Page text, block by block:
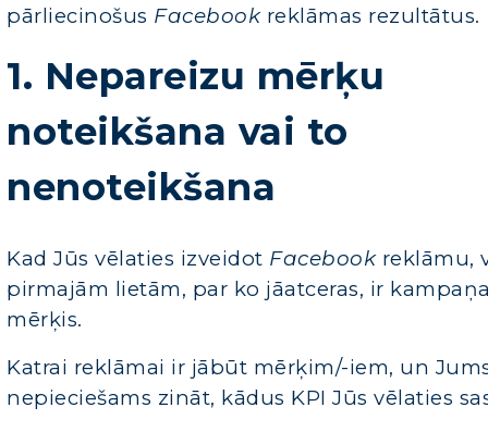
pārliecinošus Facebookreklāmas rezultātus.
1. Nepareizu mērķu
noteikšana vai to
nenoteikšana
Kad Jūs vēlaties izveidot Facebook reklāmu,
pirmajām lietām, par ko jāatceras, ir
mērķis.
Katrai reklāmai ir jābūt mērķim/-iem, un
nepieciešams zināt, kādus KPI Jūs vēlaties